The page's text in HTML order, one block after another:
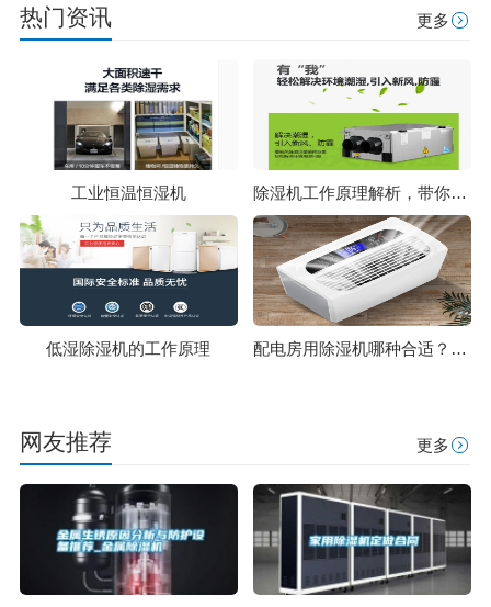
热门资讯 更多
工业恒温恒湿机 除湿机工作原理解析，带你了解除湿那些事
低湿除湿机的工作原理 配电房用除湿机哪种合适？配电房除湿机选型方法
网友推荐 更多